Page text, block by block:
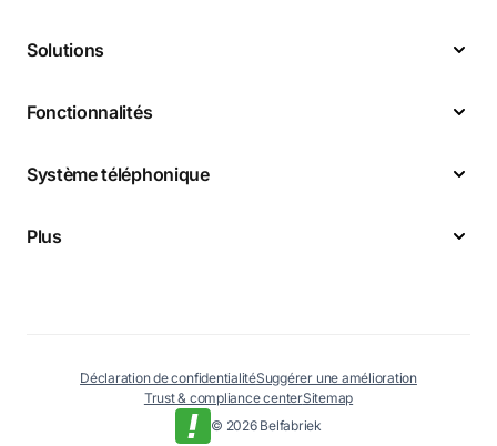
Solutions
Fonctionnalités
Système téléphonique
Plus
© 2026 Belfabriek
Déclaration de confidentialitéSuggérer une amélioration
Trust & compliance centerSitemap